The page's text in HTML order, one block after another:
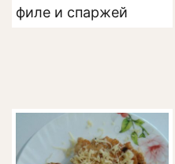
филе и спаржей